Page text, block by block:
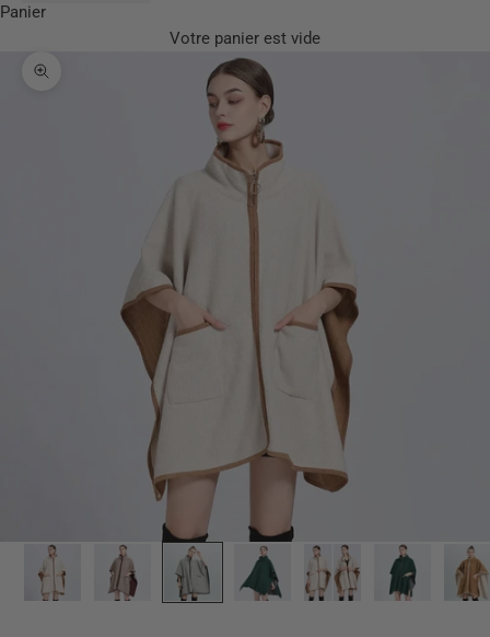
Panier
Votre panier est vide
Zoomer sur l'image